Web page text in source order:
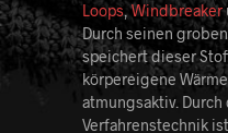
Loops,Windbreaker
Durch seinen
speichert dieser
körpereigene
atmungsaktiv.
Verfahrenstechnik